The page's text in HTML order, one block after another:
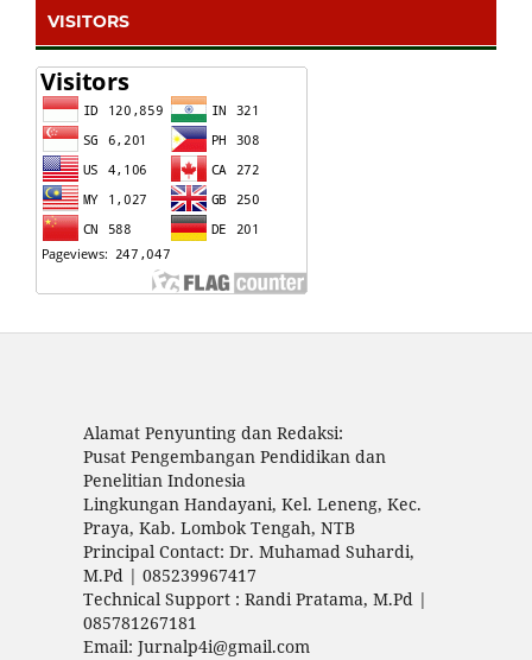
VISITORS
Alamat Penyunting dan Redaksi:
Pusat Pengembangan Pendidikan dan
Penelitian Indonesia
Lingkungan Handayani, Kel. Leneng, Kec.
Praya, Kab. Lombok Tengah, NTB
Principal Contact: Dr. Muhamad Suhardi,
M.Pd | 085239967417
Technical Support : Randi Pratama, M.Pd |
085781267181
Email: Jurnalp4i@gmail.com